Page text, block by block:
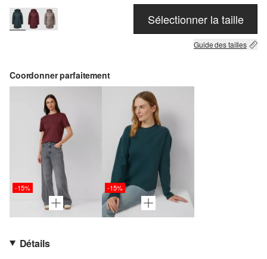
Sélectionner la taille
Guide des tailles
Coordonner parfaitement
-15% -15%
Détails